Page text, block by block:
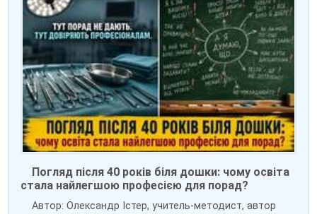
Погляд після 40 років біля дошки: чому освіта
стала найлегшою професією для порад?
Автор: Олександр Істер, учитель-методист, автор